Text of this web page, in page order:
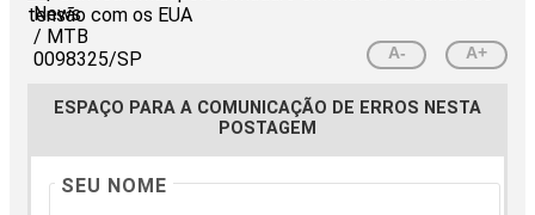
A- A+
ESPAÇO PARA A COMUNICAÇÃO DE ERROS NESTA
POSTAGEM
SEU NOME